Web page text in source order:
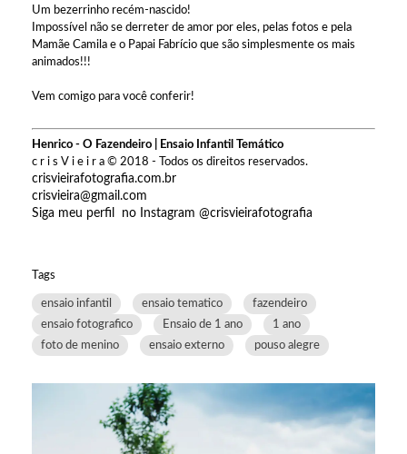
Um bezerrinho recém-nascido!
Impossível não se derreter de amor por eles, pelas fotos e pela
Mamãe Camila e o Papai Fabrício que são simplesmente os mais
animados!!!
Vem comigo para você conferir!
Henrico - O Fazendeiro | Ensaio Infantil Temático
c r i s V i e i r a © 2018 - Todos os direitos reservados.
crisvieirafotografia.com.br
crisvieira@gmail.com
Siga meu perfil no Instagram @crisvieirafotografia
Tags
ensaio infantil ensaio tematico
fazendeiro
ensaio fotografico
Ensaio de 1 ano
1 ano
foto de menino
ensaio externo pouso alegre